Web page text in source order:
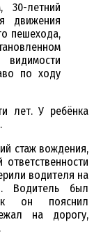
30-летний
движения
пешехода,
по ходу
лет. У ребёнка
стаж вождения,
водителя на
Водитель был
он пояснил
на дорогу,